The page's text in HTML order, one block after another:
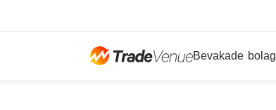
Bevakade bolag